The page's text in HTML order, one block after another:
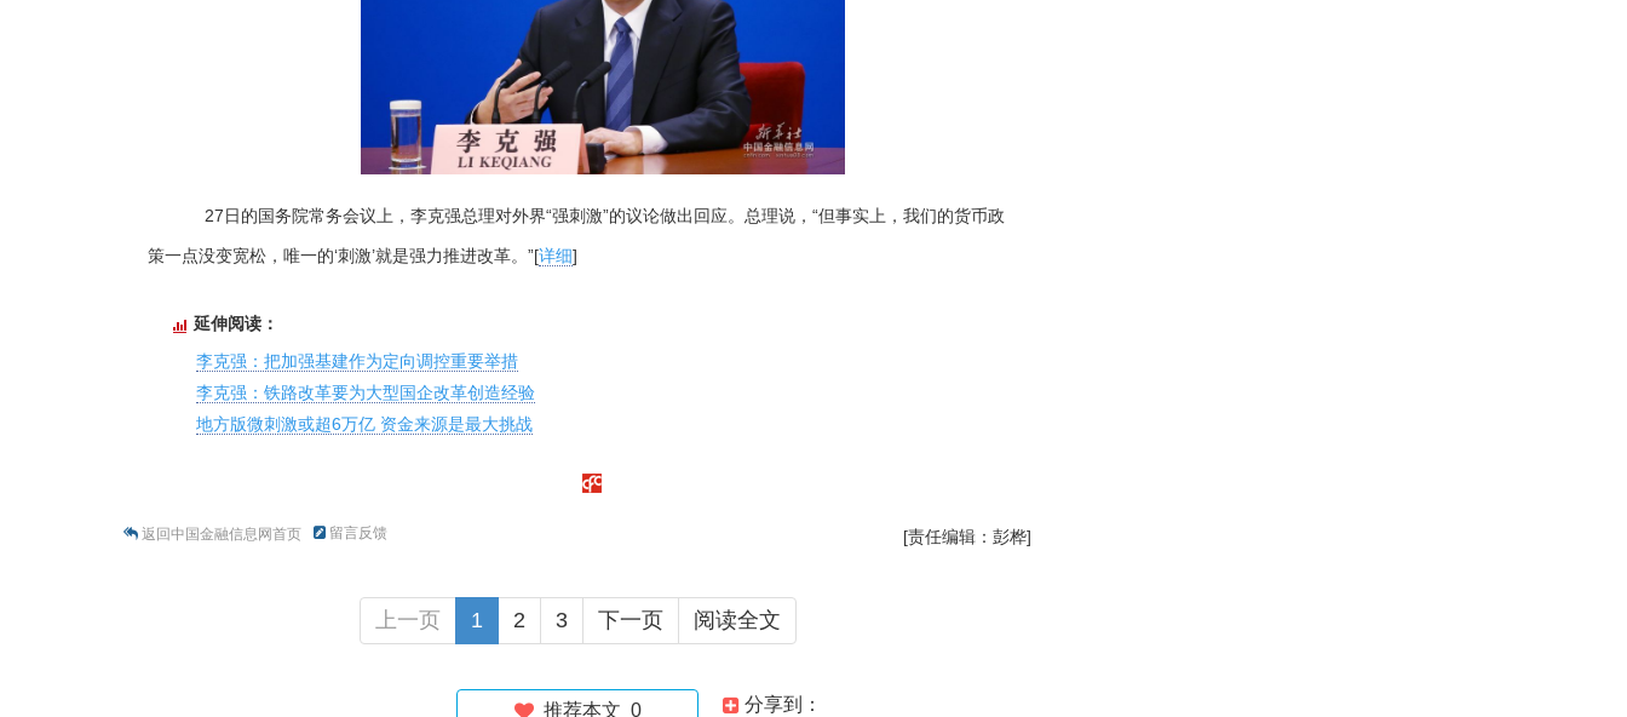
27日的国务院常务会议上，李克强总理对外界“强刺激”的议论做出回应。总理说，“但事实上，我们的货币政
策一点没变宽松，唯一的‘刺激’就是强力推进改革。”[详细]
延伸阅读：
李克强：把加强基建作为定向调控重要举措
李克强：铁路改革要为大型国企改革创造经验
地方版微刺激或超6万亿 资金来源是最大挑战
返回中国金融信息网首页 留言反馈 [责任编辑：彭桦]
上一页 1 2 3 下一页 阅读全文
分享到：
推荐本文 0